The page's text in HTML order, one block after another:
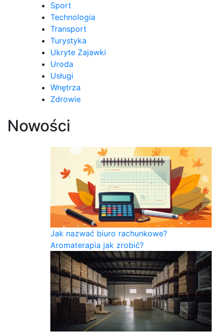
Sport
Technologia
Transport
Turystyka
Ukryte Zajawki
Uroda
Usługi
Wnętrza
Zdrowie
Nowości
Jak nazwać biuro rachunkowe?
Aromaterapia jak zrobić?